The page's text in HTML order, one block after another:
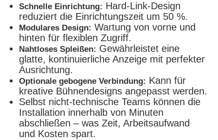
Schnelle Einrichtung: Hard-Link-Design
reduziert die Einrichtungszeit um 50 %.
Modulares Design: Wartung von vorne und
hinten für flexiblen Zugriff.
Nahtloses Spleißen: Gewährleistet eine
glatte, kontinuierliche Anzeige mit perfekter
Ausrichtung.
Optionale gebogene Verbindung: Kann für
kreative Bühnendesigns angepasst werden.
Selbst nicht-technische Teams können die
Installation innerhalb von Minuten
abschließen – was Zeit, Arbeitsaufwand
und Kosten spart.